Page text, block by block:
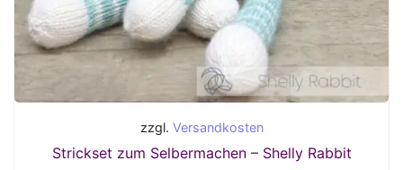
zzgl. Versandkosten
Strickset zum Selbermachen – Shelly Rabbit